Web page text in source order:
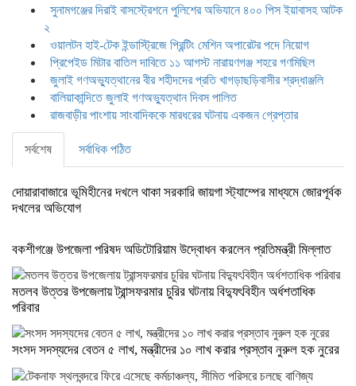
সুনামগঞ্জের দিরাই বাসস্ট্রেশনে পুলিশের অভিযানে ৪০০ পিস ইয়াবাসহ আটক
২
ওয়ালটন হাই-টেক ইন্ডাস্ট্রিজে প্রিন্টিং মেশিন অপারেটর পদে নিয়োগ
প্রিপেইড মিটার বাতিল দাবিতে ১১ আগস্ট নারায়ণগঞ্জ শহরে গণমিছিল
জুলাই গণঅভ্যুত্থানের বীর শহীদদের প্রতি খাগড়াছড়িবাসীর শ্রদ্ধাঞ্জলি
বালিয়াকান্দিতে জুলাই গণঅভ্যুত্থান দিবস পালিত
রাজবাড়ীর পাংশায় সাংবাদিককে মারধরের ঘটনায় একজন গ্রেপ্তার
সর্বশেষ সর্বাধিক পঠিত
দোয়ারাবাজারে ভূমিহীনের দখলে থাকা সরকারি জায়গা স্ট্যাম্পের মাধ্যমে জোরপূর্বক
দখলের অভিযোগ
বকশীগঞ্জে উপজেলা পরিষদ অডিটোরিয়াম উদ্বোধন করলেন প্রতিমন্ত্রী মিল্লাত
মতলব উত্তর উপজেলায় ট্রান্সফরমার চুরির ঘটনায় বিদ্যুৎবিহীন অর্ধশতাধিক
পরিবার
সংসদ সদস্যদের বেতন ৫ লাখ, মন্ত্রীদের ১০ লাখ করার প্রস্তাব নুরুল হক নুরের